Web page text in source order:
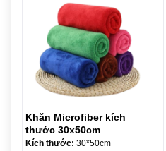
Khăn Microfiber kích
thước 30x50cm
Kích thước: 30*50cm